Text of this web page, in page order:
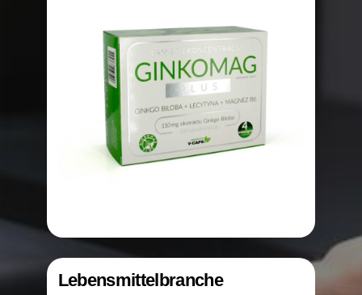
Lebensmittelbranche